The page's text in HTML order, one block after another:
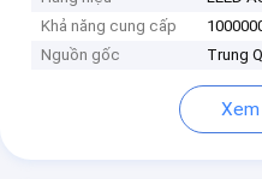
Khả năng cung cấp
Nguồn gốc
Trung